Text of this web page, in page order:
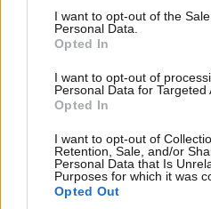
consent section.
I want to opt-out of the
Personal Data.
Opted In
I want to opt-out of
Personal Data for Targeted
Opted In
I want to opt-out of
Retention, Sale, and/or
Personal Data that Is
Purposes for which it was
Opted Out
Λίβανος: Η Βηρυτός
εισβολή σε ένα χωριό
Ακολουθήστε το
και μάθετε πρώτοι